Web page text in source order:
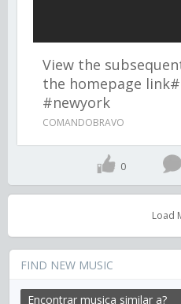
View the
the homepage
#newyork
COMANDOBRAVO
0
Load
FIND NEW MUSIC